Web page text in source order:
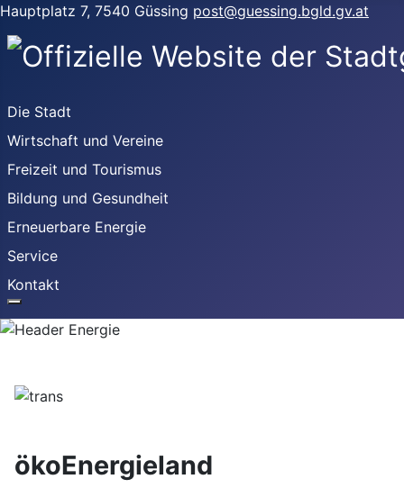
Hauptplatz 7, 7540 Güssing post@guessing.bgld.gv.at
Die Stadt
Wirtschaft und Vereine
Freizeit und Tourismus
Bildung und Gesundheit
Erneuerbare Energie
Service
Kontakt
ökoEnergieland